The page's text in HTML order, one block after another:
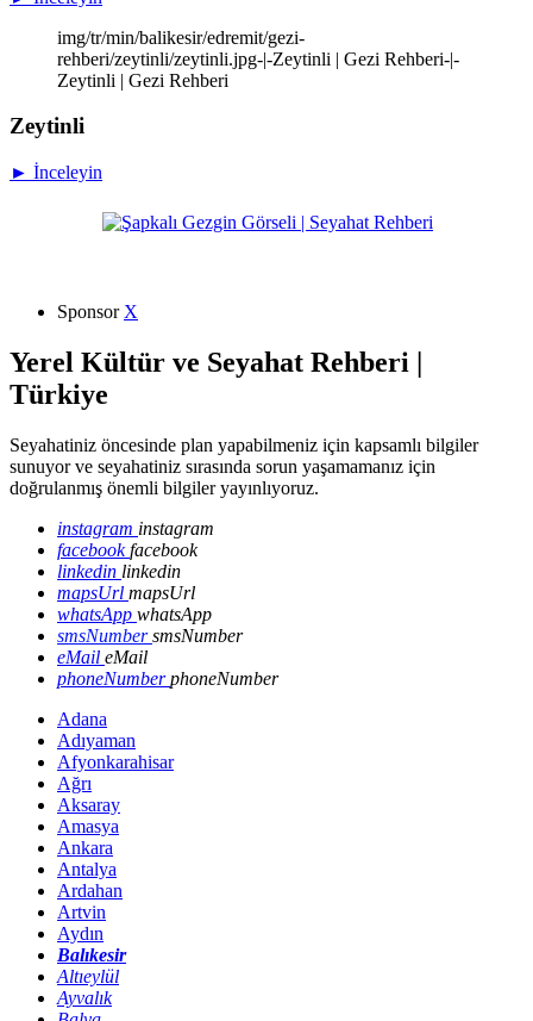
img/tr/min/balikesir/edremit/gezi-
rehberi/zeytinli/zeytinli.jpg-|-Zeytinli | Gezi Rehberi-|-
Zeytinli | Gezi Rehberi
Zeytinli
► İnceleyin
Sponsor X
Yerel Kültür ve Seyahat Rehberi |
Türkiye
Seyahatiniz öncesinde plan yapabilmeniz için kapsamlı bilgiler
sunuyor ve seyahatiniz sırasında sorun yaşamamanız için
doğrulanmış önemli bilgiler yayınlıyoruz.
instagram instagram
facebookfacebook
linkedin linkedin
mapsUrl mapsUrl
whatsApp whatsApp
smsNumbersmsNumber
eMail eMail
phoneNumberphoneNumber
Adana
Adıyaman
Afyonkarahisar
Ağrı
Aksaray
Amasya
Ankara
Antalya
Ardahan
Artvin
Aydın
Balıkesir
Altıeylül
Ayvalık